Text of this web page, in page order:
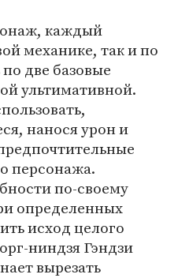
каждый
механике, так и по
по две базовые
ультимативной.
нанося урон и
персонажа.
по-своему
определенных
исход целого
ниндзя Гэндзи
вырезать